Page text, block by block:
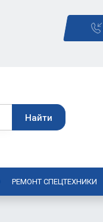
РЕМОНТ СПЕЦТЕХНИКИ